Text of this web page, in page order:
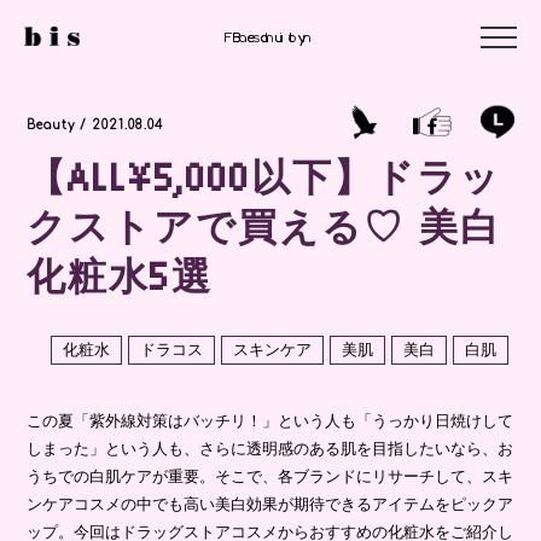
Beauty
Beauty / 2021.08.04
【ALL¥5,000以下】ドラッ
クストアで買える♡ 美白
化粧水5選
化粧水 ドラコス スキンケア 美肌 美白 白肌
この夏「紫外線対策はバッチリ！」という人も「うっかり日焼けして
しまった」という人も、さらに透明感のある肌を目指したいなら、お
うちでの白肌ケアが重要。そこで、各ブランドにリサーチして、スキ
ンケアコスメの中でも高い美白効果が期待できるアイテムをピックア
ップ。今回はドラッグストアコスメからおすすめの化粧水をご紹介し
Fashion
Beauty